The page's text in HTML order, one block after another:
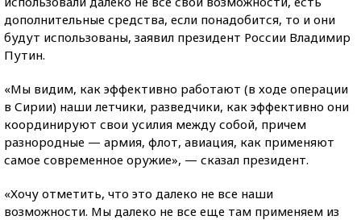
дополнительные средства, если понадобится, то и они
будут использованы, заявил президент России Владимир
Путин.
«Мы видим, как эффективно работают (в ходе операции
в Сирии) наши летчики, разведчики, как эффективно они
координируют свои усилия между собой, причем
разнородные — армия, флот, авиация, как применяют
самое современное оружие», — сказал президент.
«Хочу отметить, что это далеко не все наши
возможности. Мы далеко не все еще там применяем из